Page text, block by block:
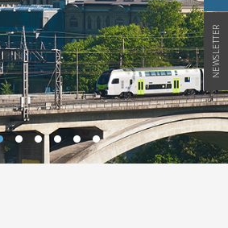
NEWSLETTER